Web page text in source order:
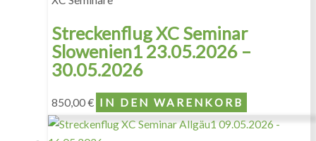
Streckenflug XC Seminar
Slowenien1 23.05.2026 –
30.05.2026
850,00€ IN DEN WARENKORB